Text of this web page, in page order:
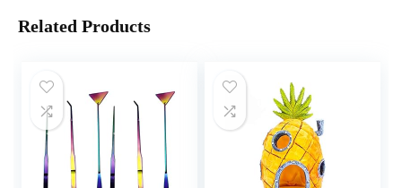
Related Products